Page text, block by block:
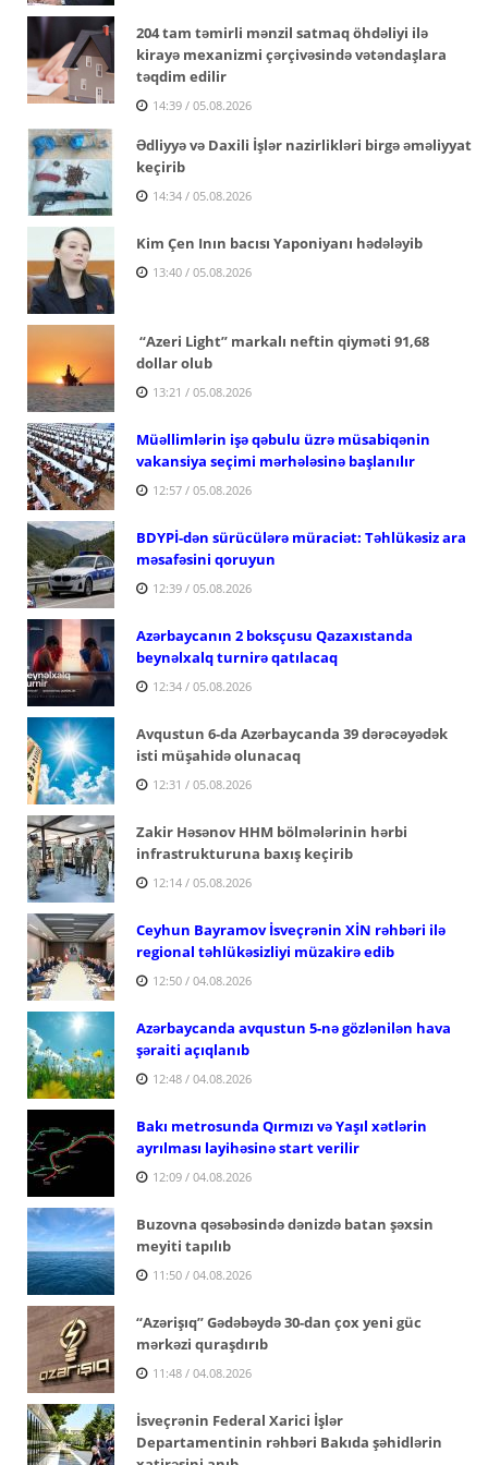
204 tam təmirli mənzil satmaq öhdəliyi ilə
kirayə mexanizmi çərçivəsində vətəndaşlara
təqdim edilir
14:39 / 05.08.2026
Ədliyyə və Daxili İşlər nazirlikləri birgə əməliyyat
keçirib
14:34 / 05.08.2026
Kim Çen Inın bacısı Yaponiyanı hədələyib
13:40 / 05.08.2026
“Azeri Light” markalı neftin qiyməti 91,68
dollar olub
13:21 / 05.08.2026
Müəllimlərin işə qəbulu üzrə müsabiqənin
vakansiya seçimi mərhələsinə başlanılır
12:57 / 05.08.2026
BDYPİ-dən sürücülərə müraciət: Təhlükəsiz ara
məsafəsini qoruyun
12:39 / 05.08.2026
Azərbaycanın 2 boksçusu Qazaxıstanda
beynəlxalq turnirə qatılacaq
12:34 / 05.08.2026
Avqustun 6-da Azərbaycanda 39 dərəcəyədək
isti müşahidə olunacaq
12:31 / 05.08.2026
Zakir Həsənov HHM bölmələrinin hərbi
infrastrukturuna baxış keçirib
12:14 / 05.08.2026
Ceyhun Bayramov İsveçrənin XİN rəhbəri ilə
regional təhlükəsizliyi müzakirə edib
12:50 / 04.08.2026
Azərbaycanda avqustun 5-nə gözlənilən hava
şəraiti açıqlanıb
12:48 / 04.08.2026
Bakı metrosunda Qırmızı və Yaşıl xətlərin
ayrılması layihəsinə start verilir
12:09 / 04.08.2026
Buzovna qəsəbəsində dənizdə batan şəxsin
meyiti tapılıb
11:50 / 04.08.2026
“Azərişıq” Gədəbəydə 30-dan çox yeni güc
mərkəzi quraşdırıb
11:48 / 04.08.2026
İsveçrənin Federal Xarici İşlər
Departamentinin rəhbəri Bakıda şəhidlərin